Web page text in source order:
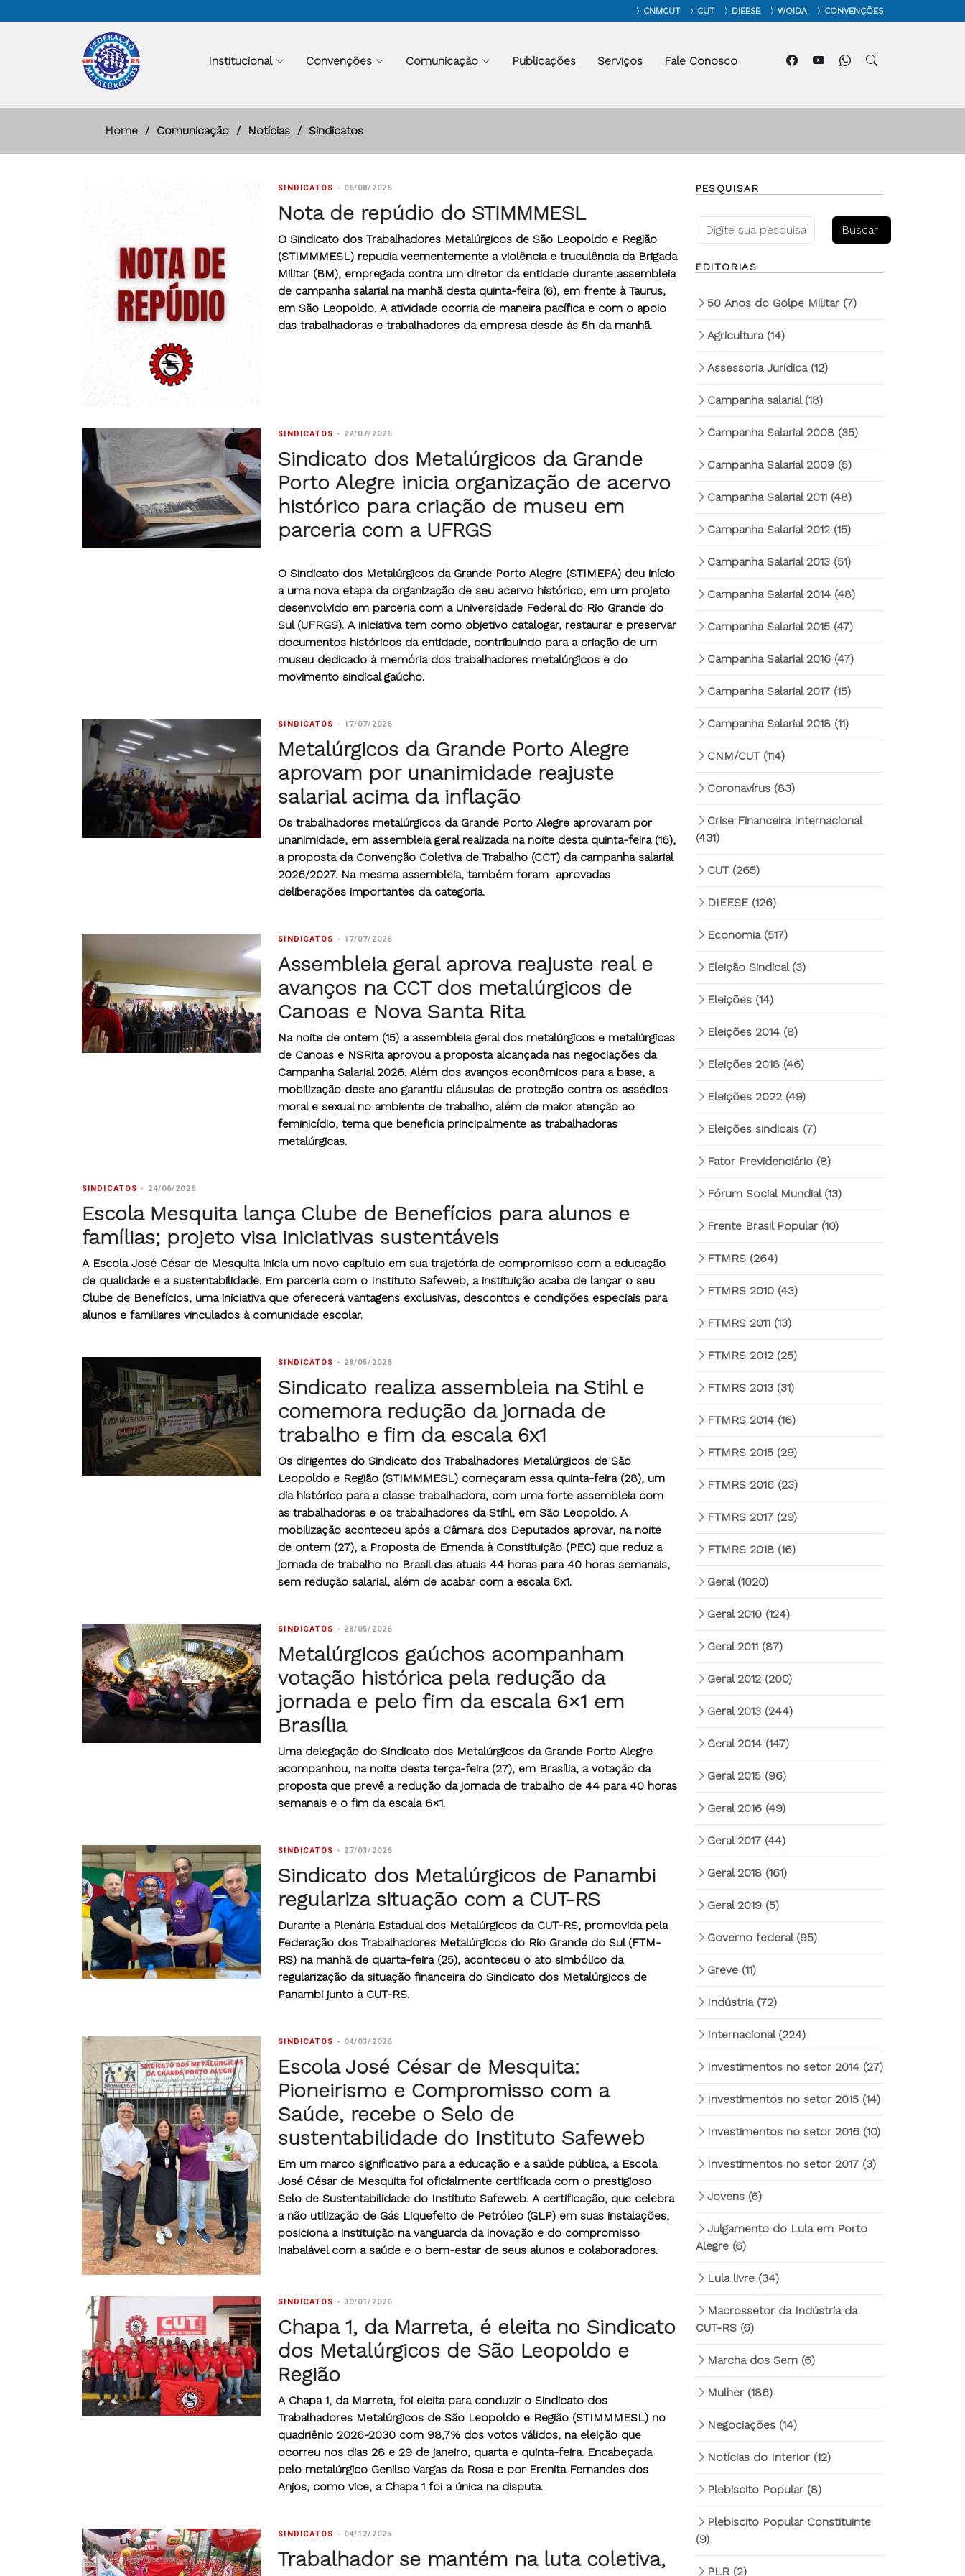
CNMCUT CUT DIEESE WOIDA CONVENÇÕES
Institucional Convenções Comunicação Publicações Serviços Fale Conosco
Home Comunicação Notícias Sindicatos
SINDICATOS - 06/08/2026
Nota de repúdio do STIMMMESL
O Sindicato dos Trabalhadores Metalúrgicos de São Leopoldo e Região
(STIMMMESL) repudia veementemente a violência e truculência da Brigada
Militar (BM), empregada contra um diretor da entidade durante assembleia
de campanha salarial na manhã desta quinta-feira (6), em frente à Taurus,
em São Leopoldo. A atividade ocorria de maneira pacífica e com o apoio
das trabalhadoras e trabalhadores da empresa desde às 5h da manhã.
SINDICATOS - 22/07/2026
Sindicato dos Metalúrgicos da Grande
Porto Alegre inicia organização de acervo
histórico para criação de museu em
parceria com a UFRGS
O Sindicato dos Metalúrgicos da Grande Porto Alegre (STIMEPA) deu início
a uma nova etapa da organização de seu acervo histórico, em um projeto
desenvolvido em parceria com a Universidade Federal do Rio Grande do
Sul (UFRGS). A iniciativa tem como objetivo catalogar, restaurar e preservar
documentos históricos da entidade, contribuindo para a criação de um
museu dedicado à memória dos trabalhadores metalúrgicos e do
movimento sindical gaúcho.
SINDICATOS - 17/07/2026
Metalúrgicos da Grande Porto Alegre
aprovam por unanimidade reajuste
salarial acima da inflação
Os trabalhadores metalúrgicos da Grande Porto Alegre aprovaram por
unanimidade, em assembleia geral realizada na noite desta quinta-feira (16),
a proposta da Convenção Coletiva de Trabalho (CCT) da campanha salarial
2026/2027. Na mesma assembleia, também foram aprovadas
deliberações importantes da categoria.
SINDICATOS - 17/07/2026
Assembleia geral aprova reajuste real e
avanços na CCT dos metalúrgicos de
Canoas e Nova Santa Rita
Na noite de ontem (15) a assembleia geral dos metalúrgicos e metalúrgicas
de Canoas e NSRita aprovou a proposta alcançada nas negociações da
Campanha Salarial 2026. Além dos avanços econômicos para a base, a
mobilização deste ano garantiu cláusulas de proteção contra os assédios
moral e sexual no ambiente de trabalho, além de maior atenção ao
feminicídio, tema que beneficia principalmente as trabalhadoras
metalúrgicas.
SINDICATOS - 24/06/2026
Escola Mesquita lança Clube de Benefícios para alunos e
famílias; projeto visa iniciativas sustentáveis
A Escola José César de Mesquita inicia um novo capítulo em sua trajetória de compromisso com a educação
de qualidade e a sustentabilidade. Em parceria com o Instituto Safeweb, a instituição acaba de lançar o seu
Clube de Benefícios, uma iniciativa que oferecerá vantagens exclusivas, descontos e condições especiais para
alunos e familiares vinculados à comunidade escolar.
SINDICATOS - 28/05/2026
Sindicato realiza assembleia na Stihl e
comemora redução da jornada de
trabalho e fim da escala 6x1
Os dirigentes do Sindicato dos Trabalhadores Metalúrgicos de São
Leopoldo e Região (STIMMMESL) começaram essa quinta-feira (28), um
dia histórico para a classe trabalhadora, com uma forte assembleia com
as trabalhadoras e os trabalhadores da Stihl, em São Leopoldo. A
mobilização aconteceu após a Câmara dos Deputados aprovar, na noite
de ontem (27), a Proposta de Emenda à Constituição (PEC) que reduz a
jornada de trabalho no Brasil das atuais 44 horas para 40 horas semanais,
sem redução salarial, além de acabar com a escala 6x1.
SINDICATOS - 28/05/2026
Metalúrgicos gaúchos acompanham
votação histórica pela redução da
jornada e pelo fim da escala 6×1 em
Brasília
Uma delegação do Sindicato dos Metalúrgicos da Grande Porto Alegre
acompanhou, na noite desta terça-feira (27), em Brasília, a votação da
proposta que prevê a redução da jornada de trabalho de 44 para 40 horas
semanais e o fim da escala 6×1.
SINDICATOS - 27/03/2026
Sindicato dos Metalúrgicos de Panambi
regulariza situação com a CUT-RS
Durante a Plenária Estadual dos Metalúrgicos da CUT-RS, promovida pela
Federação dos Trabalhadores Metalúrgicos do Rio Grande do Sul (FTM-
RS) na manhã de quarta-feira (25), aconteceu o ato simbólico da
regularização da situação financeira do Sindicato dos Metalúrgicos de
Panambi junto à CUT-RS.
SINDICATOS - 04/03/2026
Escola José César de Mesquita:
Pioneirismo e Compromisso com a
Saúde, recebe o Selo de
sustentabilidade do Instituto Safeweb
Em um marco significativo para a educação e a saúde pública, a Escola
José César de Mesquita foi oficialmente certificada com o prestigioso
Selo de Sustentabilidade do Instituto Safeweb. A certificação, que celebra
a não utilização de Gás Liquefeito de Petróleo (GLP) em suas instalações,
posiciona a instituição na vanguarda da inovação e do compromisso
inabalável com a saúde e o bem-estar de seus alunos e colaboradores.
SINDICATOS - 30/01/2026
Chapa 1, da Marreta, é eleita no Sindicato
dos Metalúrgicos de São Leopoldo e
Região
A Chapa 1, da Marreta, foi eleita para conduzir o Sindicato dos
Trabalhadores Metalúrgicos de São Leopoldo e Região (STIMMMESL) no
quadriênio 2026-2030 com 98,7% dos votos válidos, na eleição que
ocorreu nos dias 28 e 29 de janeiro, quarta e quinta-feira. Encabeçada
pelo metalúrgico Genilso Vargas da Rosa e por Erenita Fernandes dos
Anjos, como vice, a Chapa 1 foi a única na disputa.
SINDICATOS - 04/12/2025
Trabalhador se mantém na luta coletiva,
PESQUISAR
EDITORIAS
50 Anos do Golpe Militar (7)
Agricultura (14)
Assessoria Jurídica (12)
Campanha salarial (18)
Campanha Salarial 2008 (35)
Campanha Salarial 2009 (5)
Campanha Salarial 2011 (48)
Campanha Salarial 2012 (15)
Campanha Salarial 2013 (51)
Campanha Salarial 2014 (48)
Campanha Salarial 2015 (47)
Campanha Salarial 2016 (47)
Campanha Salarial 2017 (15)
Campanha Salarial 2018 (11)
CNM/CUT (114)
Coronavírus (83)
Crise Financeira Internacional
(431)
CUT (265)
DIEESE (126)
Economia (517)
Eleição Sindical (3)
Eleições (14)
Eleições 2014 (8)
Eleições 2018 (46)
Eleições 2022 (49)
Eleições sindicais (7)
Fator Previdenciário (8)
Fórum Social Mundial (13)
Frente Brasil Popular (10)
FTMRS (264)
FTMRS 2010 (43)
FTMRS 2011 (13)
FTMRS 2012 (25)
FTMRS 2013 (31)
FTMRS 2014 (16)
FTMRS 2015 (29)
FTMRS 2016 (23)
FTMRS 2017 (29)
FTMRS 2018 (16)
Geral (1020)
Geral 2010 (124)
Geral 2011 (87)
Geral 2012 (200)
Geral 2013 (244)
Geral 2014 (147)
Geral 2015 (96)
Geral 2016 (49)
Geral 2017 (44)
Geral 2018 (161)
Geral 2019 (5)
Governo federal (95)
Greve (11)
Indústria (72)
Internacional (224)
Investimentos no setor 2014 (27)
Investimentos no setor 2015 (14)
Investimentos no setor 2016 (10)
Investimentos no setor 2017 (3)
Jovens (6)
Julgamento do Lula em Porto
Alegre (6)
Lula livre (34)
Macrossetor da Indústria da
CUT-RS (6)
Marcha dos Sem (6)
Mulher (186)
Negociações (14)
Notícias do Interior (12)
Plebiscito Popular (8)
Plebiscito Popular Constituinte
(9)
PLR (2)